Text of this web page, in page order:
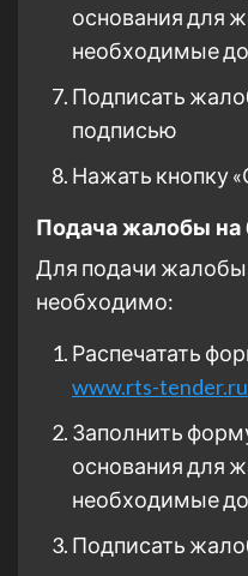
основания для
необходимые
Подписать
подписью
Нажать кнопку
Подача жалобы
Для подачи
необходимо:
Распечатать
www.rts-
Заполнить
основания для
необходимые
Подписать